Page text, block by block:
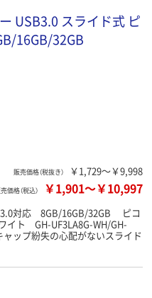
USB3.0 スライド式 ピ
16GB/32GB
販売価格（税抜き） ￥1,729～￥9,998
価格（税込） ￥1,901～￥10,997
対応 8GB/16GB/32GB ピコ
イト GH-UF3LA8G-WH/GH-
ップ紛失の心配がないスライド